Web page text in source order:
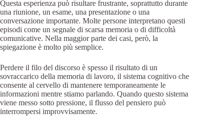
Questa esperienza può risultare frustrante, soprattutto durante
una riunione, un esame, una presentazione o una
conversazione importante. Molte persone interpretano questi
episodi come un segnale di scarsa memoria o di difficoltà
comunicative. Nella maggior parte dei casi, però, la
spiegazione è molto più semplice.
Perdere il filo del discorso è spesso il risultato di un
sovraccarico della memoria di lavoro, il sistema cognitivo che
consente al cervello di mantenere temporaneamente le
informazioni mentre stiamo parlando. Quando questo sistema
viene messo sotto pressione, il flusso del pensiero può
interrompersi improvvisamente.